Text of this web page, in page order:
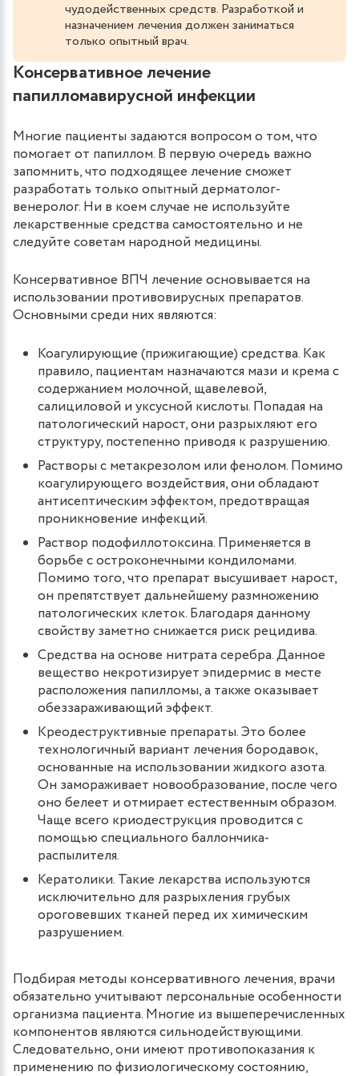
чудодейственных средств. Разработкой и
назначением лечения должен заниматься
только опытный врач.
Консервативное лечение
папилломавирусной инфекции
Многие пациенты задаются вопросом о том, что
помогает от папиллом. В первую очередь важно
запомнить, что подходящее лечение сможет
разработать только опытный дерматолог-
венеролог. Ни в коем случае не используйте
лекарственные средства самостоятельно и не
следуйте советам народной медицины.
Консервативное ВПЧ лечение основывается на
использовании противовирусных препаратов.
Основными среди них являются:
Коагулирующие (прижигающие) средства. Как
правило, пациентам назначаются мази и крема с
содержанием молочной, щавелевой,
салициловой и уксусной кислоты. Попадая на
патологический нарост, они разрыхляют его
структуру, постепенно приводя к разрушению.
Растворы с метакрезолом или фенолом. Помимо
коагулирующего воздействия, они обладают
антисептическим эффектом, предотвращая
проникновение инфекций.
Раствор подофиллотоксина. Применяется в
борьбе с остроконечными кондиломами.
Помимо того, что препарат высушивает нарост,
он препятствует дальнейшему размножению
патологических клеток. Благодаря данному
свойству заметно снижается риск рецидива.
Средства на основе нитрата серебра. Данное
вещество некротизирует эпидермис в месте
расположения папилломы, а также оказывает
обеззараживающий эффект.
Креодеструктивные препараты. Это более
технологичный вариант лечения бородавок,
основанные на использовании жидкого азота.
Он замораживает новообразование, после чего
оно белеет и отмирает естественным образом.
Чаще всего криодеструкция проводится с
помощью специального баллончика-
распылителя.
Кератолики. Такие лекарства используются
исключительно для разрыхления грубых
ороговевших тканей перед их химическим
разрушением.
Подбирая методы консервативного лечения, врачи
обязательно учитывают персональные особенности
организма пациента. Многие из вышеперечисленных
компонентов являются сильнодействующими.
Следовательно, они имеют противопоказания к
применению по физиологическому состоянию,